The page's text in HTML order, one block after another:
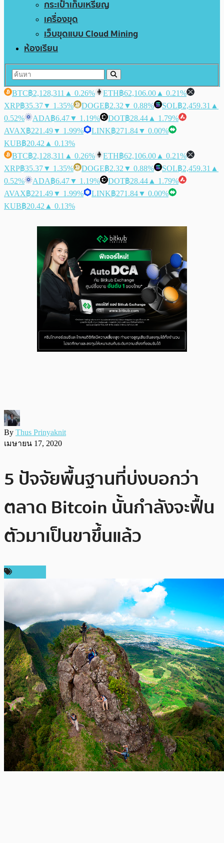
กระเป๋าเก็บเหรียญ
เครื่องขุด
เว็บขุดแบบ Cloud Mining
ห้องเรียน
BTC฿2,128,311 ▲ 0.26% ETH฿62,106.00 ▲ 0.21%
XRP฿35.37▼ 1.35% DOGE฿2.32 ▼ 0.88% SOL฿2,459.31 ▲
0.52%
ADA฿6.47▼ 1.19% DOT฿28.44 ▲ 1.79%
AVAX฿221.49▼ 1.99% LINK฿271.84▼ 0.00%
KUB฿20.42 ▲ 0.13%
BTC฿2,128,311 ▲ 0.26% ETH฿62,106.00 ▲ 0.21%
XRP฿35.37▼ 1.35% DOGE฿2.32 ▼ 0.88% SOL฿2,459.31 ▲
0.52%
ADA฿6.47▼ 1.19% DOT฿28.44 ▲ 1.79%
AVAX฿221.49▼ 1.99% LINK฿271.84▼ 0.00%
KUB฿20.42 ▲ 0.13%
By Thus Prinyaknit
เมษายน 17, 2020
5 ปัจจัยพื้นฐานที่บ่งบอกว่า
ตลาด Bitcoin นั้นกำลังจะฟื้น
ตัวมาเป็นขาขึ้นแล้ว